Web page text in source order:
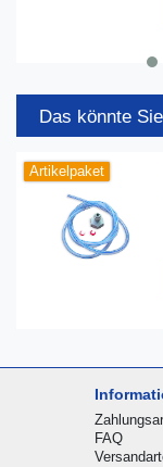
Das könnte
Artikelpaket
FAQ